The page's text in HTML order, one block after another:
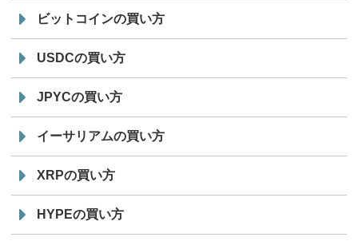
ビットコインの買い方
USDCの買い方
JPYCの買い方
イーサリアムの買い方
XRPの買い方
HYPEの買い方